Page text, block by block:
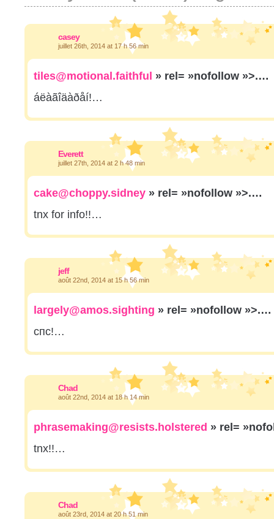
casey
juillet 26th, 2014 at 17 h 56 min
tiles@motional.faithful » rel= »nofollow »>.…
áëàãîäàðåí!…
Everett
juillet 27th, 2014 at 2 h 48 min
cake@choppy.sidney » rel= »nofollow »>.…
tnx for info!!…
jeff
août 22nd, 2014 at 15 h 56 min
largely@amos.sighting » rel= »nofollow »>.…
спс!…
Chad
août 22nd, 2014 at 18 h 14 min
phrasemaking@resists.holstered » rel=
tnx!!…
Chad
août 23rd, 2014 at 20 h 51 min